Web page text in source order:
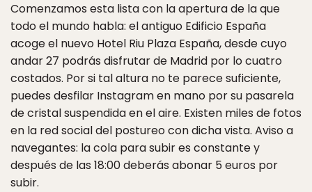
Comenzamos esta lista con la apertura de la que
todo el mundo habla: el antiguo Edificio España
acoge el nuevo Hotel Riu Plaza España, desde cuyo
andar 27 podrás disfrutar de Madrid por lo cuatro
costados. Por si tal altura no te parece suficiente,
puedes desfilar Instagram en mano por su pasarela
de cristal suspendida en el aire. Existen miles de fotos
en la red social del postureo con dicha vista. Aviso a
navegantes: la cola para subir es constante y
después de las 18:00 deberás abonar 5 euros por
subir.